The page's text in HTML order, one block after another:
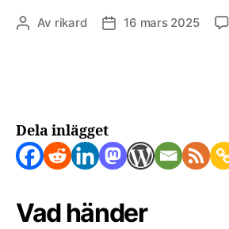
Inläggsförfattare
Av rikard Inläggsdatum
16 mars 2025
Dela inlägget
Vad händer